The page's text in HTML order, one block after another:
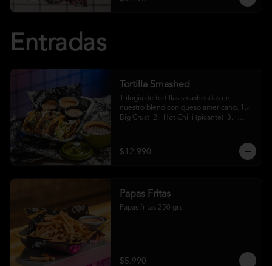
Entradas
Tortilla Smashed
Trilogía de tortillas smasheadas en
nuestro blend con queso americano. 1.-
Big Crust  2.- Hot Chilli (picante)  3.-
$12.990
Papas Fritas
Papas fritas 250 grs
$5.990